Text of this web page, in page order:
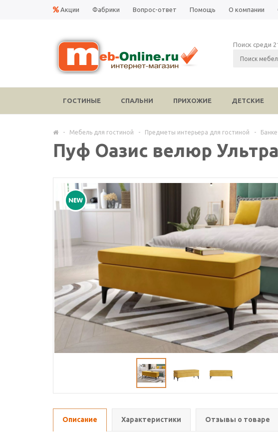
Акции Фабрики Вопрос-ответ Помощь О компании
Поиск среди
ГОСТИНЫЕ СПАЛЬНИ ПРИХОЖИЕ ДЕТСКИЕ
- Мебель для гостиной - Предметы интерьера для гостиной -
Пуф Оазис велюр
Описание Характеристики Отзывы о товаре